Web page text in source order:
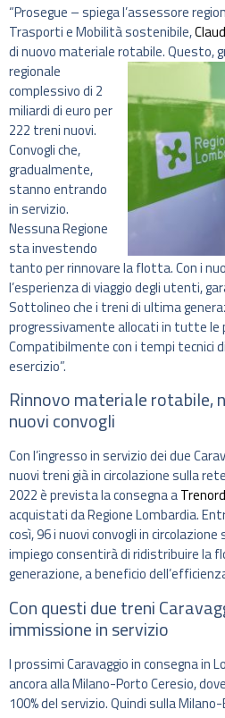
“Prosegue – spiega l’assessore
Trasporti e Mobilità sostenibile,
di nuovo materiale rotabile.Questo,
regionale
complessivo di 2
miliardi di euro per
222 treni nuovi.
Convogli che,
gradualmente,
stanno entrando
in servizio.
Nessuna Regione
sta investendo
tanto per rinnovare la flotta. Con i
l’esperienza di viaggio degli utenti,
Sottolineo che i treni di ultima
progressivamente allocati in tutte le
Compatibilmente con i tempi tecnici
esercizio”.
Rinnovo materiale rotabile,
nuovi convogli
Con l’ingresso in servizio dei due
nuovi treni già in circolazione sulla
2022 è prevista la consegna aTrenord
acquistati da Regione Lombardia.
così, 96 i nuovi convogli in
impiego consentirà di ridistribuire la
generazione, a beneficio
Con questi due treni
immissione in servizio
I prossimi Caravaggio in consegna in
ancora alla Milano-Porto Ceresio,
100% del servizio. Quindi sulla